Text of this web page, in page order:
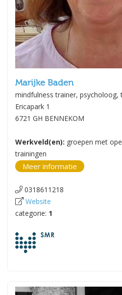
Marijke Baden
mindfulness trainer, psycholoog,
Ericapark 1
6721 GH BENNEKOM
Werkveld(en): groepen met
trainingen
Meer informatie
0318611218
Website
categorie: 1